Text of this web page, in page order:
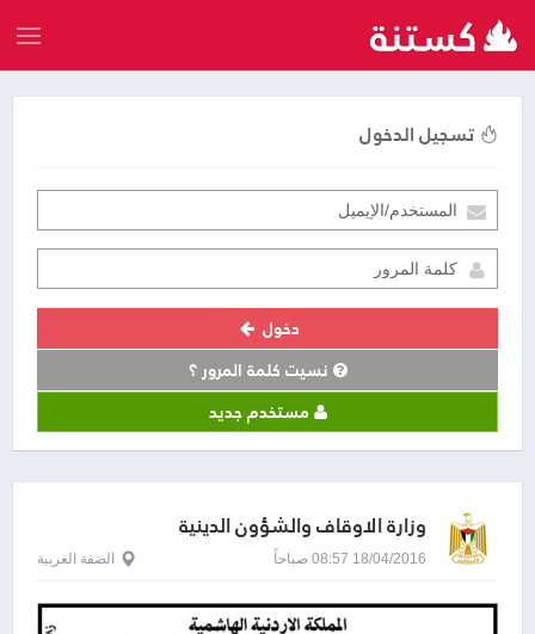
تسجيل الدخول
دخول
نسيت كلمة المرور ؟
مستخدم جديد
وزارة الاوقاف والشؤون الدينية
18/04/2016 08:57 صباحاً الضفة الغربية